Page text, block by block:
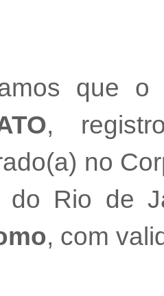
que
,
no
do Rio de
, com